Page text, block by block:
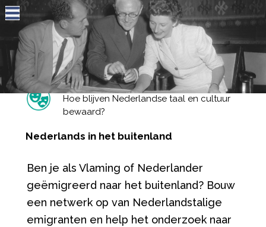
Jump to navigation
Hoe blijven Nederlandse taal en cultuur
bewaard?
Nederlands in het buitenland
Ben je als Vlaming of Nederlander
geëmigreerd naar het buitenland? Bouw
een netwerk op van Nederlandstalige
emigranten en help het onderzoek naar